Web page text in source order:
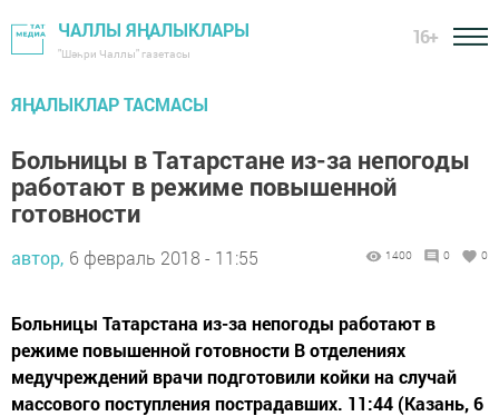
ЧАЛЛЫ ЯҢАЛЫКЛАРЫ
"Шәһри Чаллы" газетасы
16+
ЯҢАЛЫКЛАР ТАСМАСЫ
Больницы в Татарстане из-за непогоды
работают в режиме повышенной
готовности
автор, 6 февраль 2018 - 11:55 1400 0 0
Больницы Татарстана из-за непогоды работают в
режиме повышенной готовности В отделениях
медучреждений врачи подготовили койки на случай
массового поступления пострадавших. 11:44 (Казань, 6